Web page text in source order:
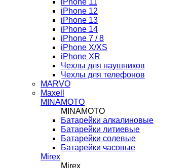
iPhone 11
iPhone 12
iPhone 13
iPhone 14
iPhone 7 / 8
iPhone X/XS
iPhone XR
Чехлы для наушников
Чехлы для телефонов
MARVO
Maxell
MINAMOTO
MINAMOTO
Батарейки алкалиновые
Батарейки литиевые
Батарейки солевые
Батарейки часовые
Mirex
Mirex